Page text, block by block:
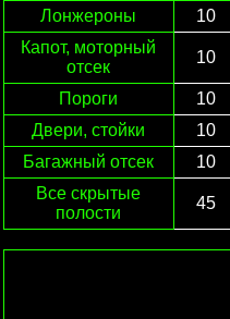
Лонжероны 10
Капот, моторный
отсек
10
Пороги 10
Двери, стойки
10
Багажный отсек
10
Все скрытые
полости
45